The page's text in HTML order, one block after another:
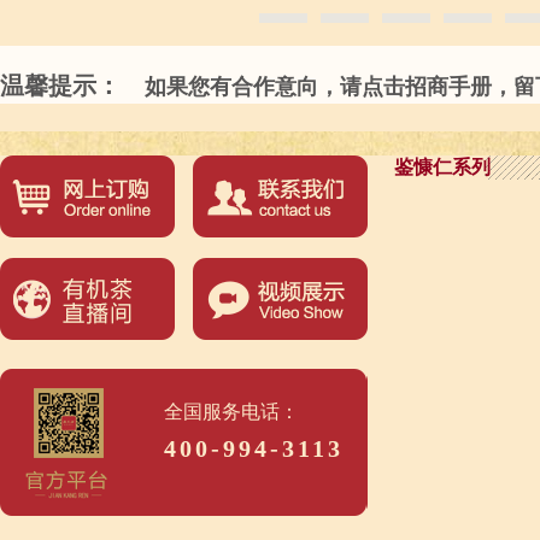
温馨提示： 如果您有合作意向，请点击招商手册，
全国服务电话：
400-994-3113
鉴慷仁系列